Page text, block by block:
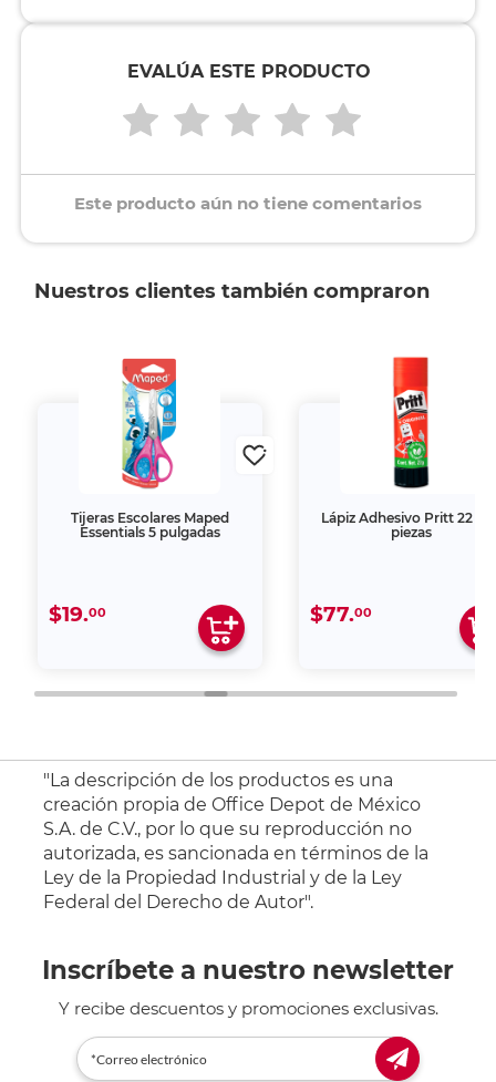
EVALÚA ESTE PRODUCTO
Este producto aún no tiene comentarios
Nuestros clientes también compraron
Tijeras Escolares Maped
Essentials 5 pulgadas
$19.00
Lápiz Adhesivo Pritt 22 gr
piezas
$77.00
"La descripción de los productos es una
creación propia de Office Depot de México
S.A. de C.V., por lo que su reproducción no
autorizada, es sancionada en términos de la
Ley de la Propiedad Industrial y de la Ley
Federal del Derecho de Autor".
Inscríbete a nuestro newsletter
Y recibe descuentos y promociones exclusivas.